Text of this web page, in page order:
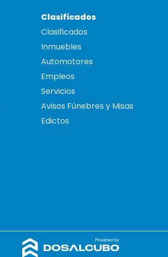
Clasificados
Clasificados
Inmuebles
Automotores
Empleos
Servicios
Avisos Fúnebres y Misas
Edictos